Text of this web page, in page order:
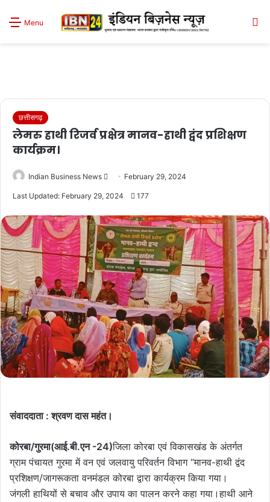
Menu
छत्तीसगढ़
लेमरु हाथी रिजर्व प्रक्षेत्र मानव-हाथी द्वंद प्रशिक्षण
कार्यक्रम।
Indian Business News
Send February 29, 2024
Last Updated: February 29, 2024 177
संवाददाता : श्रवण दास महंत।
कोरबा/गुरमा(आई.बी.एन -24)जिला कोरबा एवं विकासखंड के अंतर्गत
ग्राम पंचायत गुरमा में वन एवं जलवायु परिवर्तन विभाग “मानव-हाथी द्वंद
प्रशिक्षण/जागरूकता वनमंडल कोरबा द्वारा कार्यक्रम किया गया।
जंगली हाथियों से बचाव और उपाय का पालन करने कहा गया।हाथी आने